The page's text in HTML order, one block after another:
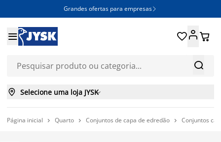
Grandes ofertas para empresas 


 
 Selecione uma loja JYSK
Página inicial  Quarto  Conjuntos de capa de edredão  Conjuntos